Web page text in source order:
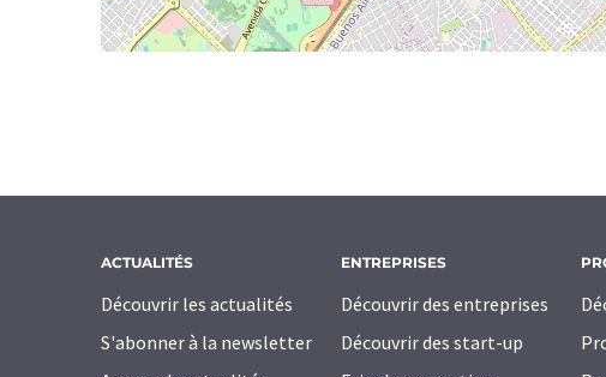
ACTUALITÉS
Découvrir les actualités
S'abonner à la newsletter
ENTREPRISES
Découvrir des entreprises
Découvrir des start-up